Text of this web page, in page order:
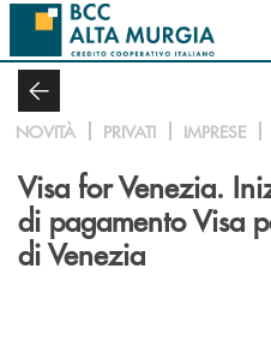
Salta al contenuto principale
NOVITÀ PRIVATI IMPRESE
Visa for Venezia.
di pagamento Visa
di Venezia